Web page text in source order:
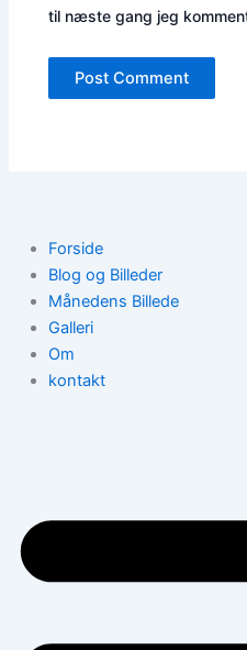
til næste gang jeg
Forside
Blog og Billeder
Månedens Billede
Galleri
Om
kontakt